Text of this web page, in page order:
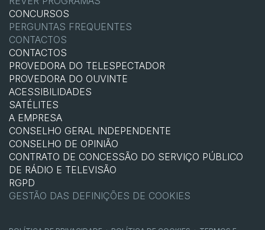
CONCURSOS
PERGUNTAS FREQUENTES
CONTACTOS
CONTACTOS
PROVEDORA DO TELESPECTADOR
PROVEDORA DO OUVINTE
ACESSIBILIDADES
SATÉLITES
A EMPRESA
CONSELHO GERAL INDEPENDENTE
CONSELHO DE OPINIÃO
CONTRATO DE CONCESSÃO DO SERVIÇO PÚBLICO
DE RÁDIO E TELEVISÃO
RGPD
GESTÃO DAS DEFINIÇÕES DE COOKIES